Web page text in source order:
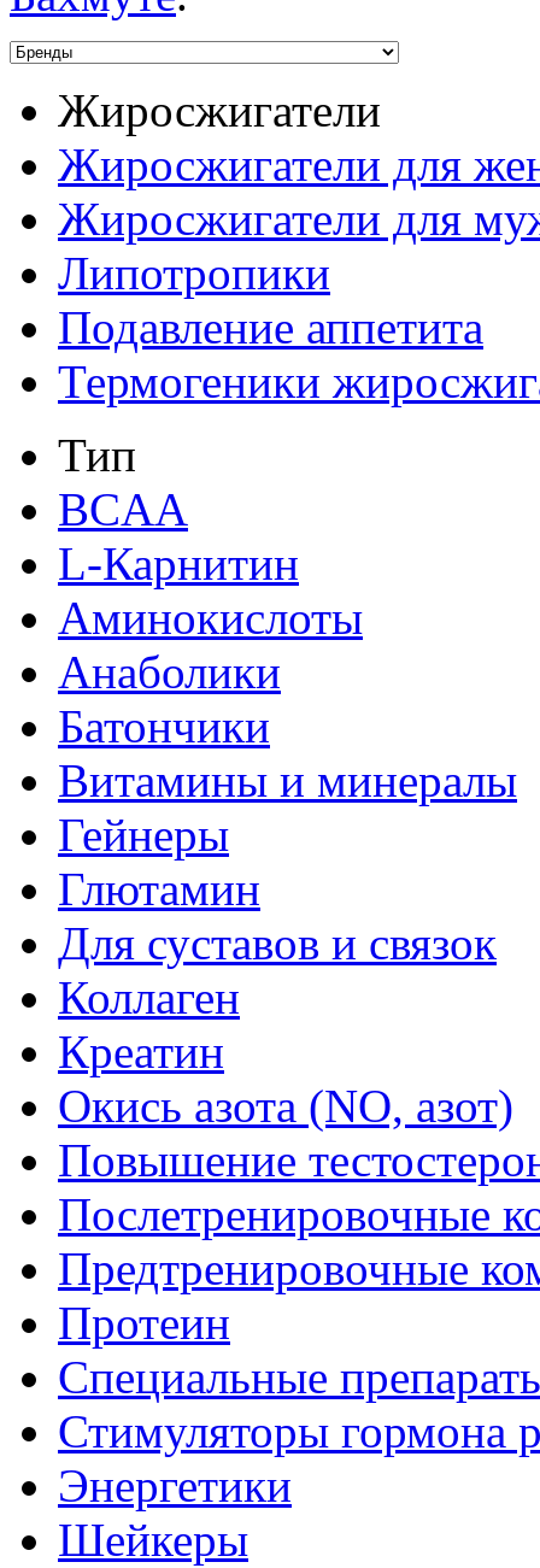
Жиросжигатели
Жиросжигатели для
Жиросжигатели для
Липотропики
Подавление аппетита
Термогеники
Тип
BCAA
L-Карнитин
Аминокислоты
Анаболики
Батончики
Витамины и минералы
Гейнеры
Глютамин
Для суставов и связок
Коллаген
Креатин
Окись азота (NO, азот)
Повышение
Послетренировочные
Предтренировочные
Протеин
Специальные
Стимуляторы гормона
Энергетики
Шейкеры